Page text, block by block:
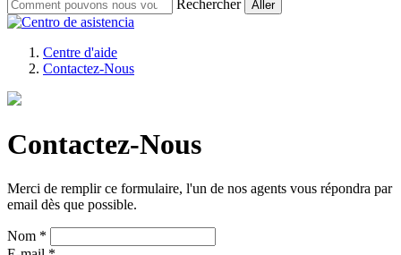
Rechercher
Centre d'aide
Contactez-Nous
Contactez-Nous
Merci de remplir ce formulaire, l'un de nos agents vous répondra par
email dès que possible.
Nom *